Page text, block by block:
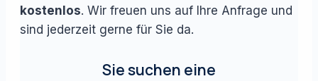
kostenlos. Wir freuen uns auf Ihre Anfrage und
sind jederzeit gerne für Sie da.
Sie suchen eine